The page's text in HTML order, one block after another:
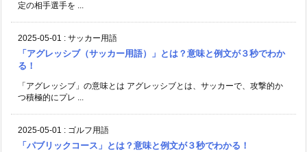
定の相手選手を ...
2025-05-01 : サッカー用語
「アグレッシブ（サッカー用語）」とは？意味と例文が３秒でわか
る！
「アグレッシブ」の意味とは アグレッシブとは、サッカーで、攻撃的か
つ積極的にプレ ...
2025-05-01 : ゴルフ用語
「パブリックコース」とは？意味と例文が３秒でわかる！